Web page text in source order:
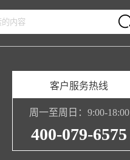
客户服务热线
周一至周日：9:00-18:00
400-079-6575